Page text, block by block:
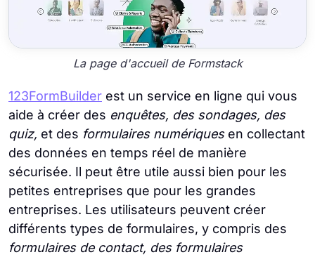
La page d'accueil de Formstack
123FormBuilder est un service en ligne qui vous
aide à créer des enquêtes, des sondages, des
quiz, et des formulaires numériquesen collectant
des données en temps réel de manière
sécurisée. Il peut être utile aussi bien pour les
petites entreprises que pour les grandes
entreprises. Les utilisateurs peuvent créer
différents types de formulaires, y compris des
formulaires de contact, des formulaires